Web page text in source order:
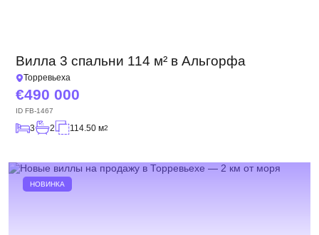
Вилла 3 спальни 114 м² в Альгорфа
Торревьеха
490 000
ID FB-1467
3 2 114.50 м2
НОВИНКА